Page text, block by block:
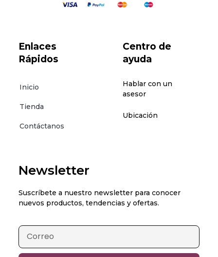
Enlaces
Rápidos
Inicio
Tienda
Contáctanos
Centro de
ayuda
Hablar con un
asesor
Ubicación
Newsletter
Suscríbete a nuestro newsletter para conocer
nuevos productos, tendencias y ofertas.